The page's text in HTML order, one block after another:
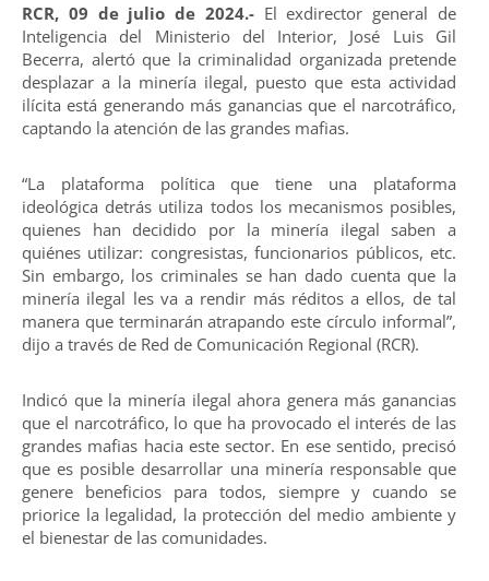
RCR, 09 de julio de 2024.- El exdirector general de
Inteligencia del Ministerio del Interior, José Luis Gil
Becerra, alertó que la criminalidad organizada pretende
desplazar a la minería ilegal, puesto que esta actividad
ilícita está generando más ganancias que el narcotráfico,
captando la atención de las grandes mafias.
“La plataforma política que tiene una plataforma
ideológica detrás utiliza todos los mecanismos posibles,
quienes han decidido por la minería ilegal saben a
quiénes utilizar: congresistas, funcionarios públicos, etc.
Sin embargo, los criminales se han dado cuenta que la
minería ilegal les va a rendir más réditos a ellos, de tal
manera que terminarán atrapando este círculo informal”,
dijo a través de Red de Comunicación Regional (RCR).
Indicó que la minería ilegal ahora genera más ganancias
que el narcotráfico, lo que ha provocado el interés de las
grandes mafias hacia este sector. En ese sentido, precisó
que es posible desarrollar una minería responsable que
genere beneficios para todos, siempre y cuando se
priorice la legalidad, la protección del medio ambiente y
el bienestar de las comunidades.